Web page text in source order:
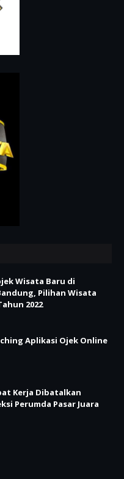
Wisata Baru di
Pilihan Wisata
2022
Aplikasi Ojek Online
Kerja Dibatalkan
Perumda Pasar Juara